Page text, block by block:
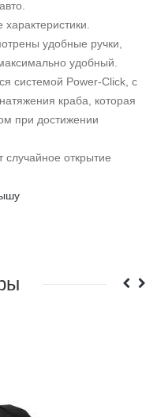
удобные ручки,
удобный.
системой Power-Click, с
краба, которая
при достижении
открытие